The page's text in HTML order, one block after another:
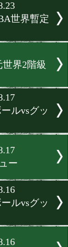
ース
がWBA世
が元世界2
戦ボール
ビュー